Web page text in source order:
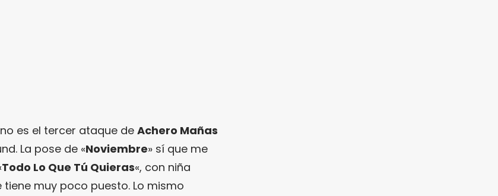
es el tercer ataque de Achero Mañas
La pose de «Noviembre» sí que me
Todo Lo Que Tú Quieras«, con niña
muy poco puesto. Lo mismo